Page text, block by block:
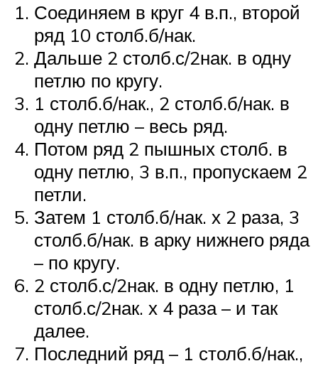
Соединяем в круг 4 в.п., второй
ряд 10 столб.б/нак.
Дальше 2 столб.с/2нак. в одну
петлю по кругу.
1 столб.б/нак., 2 столб.б/нак. в
одну петлю – весь ряд.
Потом ряд 2 пышных столб. в
одну петлю, 3 в.п., пропускаем 2
петли.
Затем 1 столб.б/нак. х 2 раза, 3
столб.б/нак. в арку нижнего ряда
– по кругу.
2 столб.с/2нак. в одну петлю, 1
столб.с/2нак. х 4 раза – и так
далее.
Последний ряд – 1 столб.б/нак.,